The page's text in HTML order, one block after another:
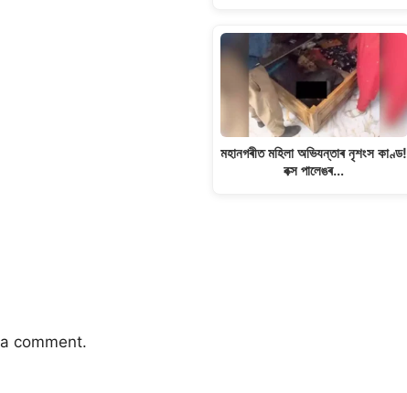
মহানগৰীত মহিলা অভিযন্তাৰ নৃশংস কাণ্ড!
বক্স পালেঙৰ…
comment.